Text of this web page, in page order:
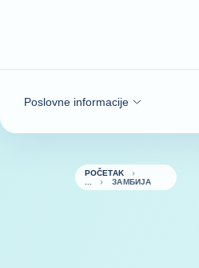
Poslovne informacije
POČETAK
ЗАМБИЈА